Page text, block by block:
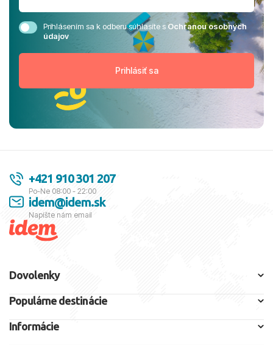
Prihlásením sa k odberu súhlasíte sOchranou osobných
údajov
+421 910 301 207
Po-Ne 08:00 - 22:00
idem@idem.sk
Napíšte nám email
Dovolenky
Populárne destinácie
Informácie